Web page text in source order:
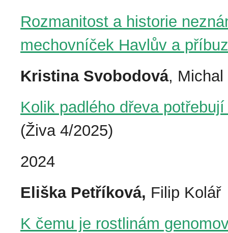
Rozmanitost a historie
mechovníček Havlův a
Kristina Svobodová, Michal
Kolik padlého dřeva
(Živa 4/2025)
2024
Eliška Petříková, Filip Kolář
K čemu je rostlinám